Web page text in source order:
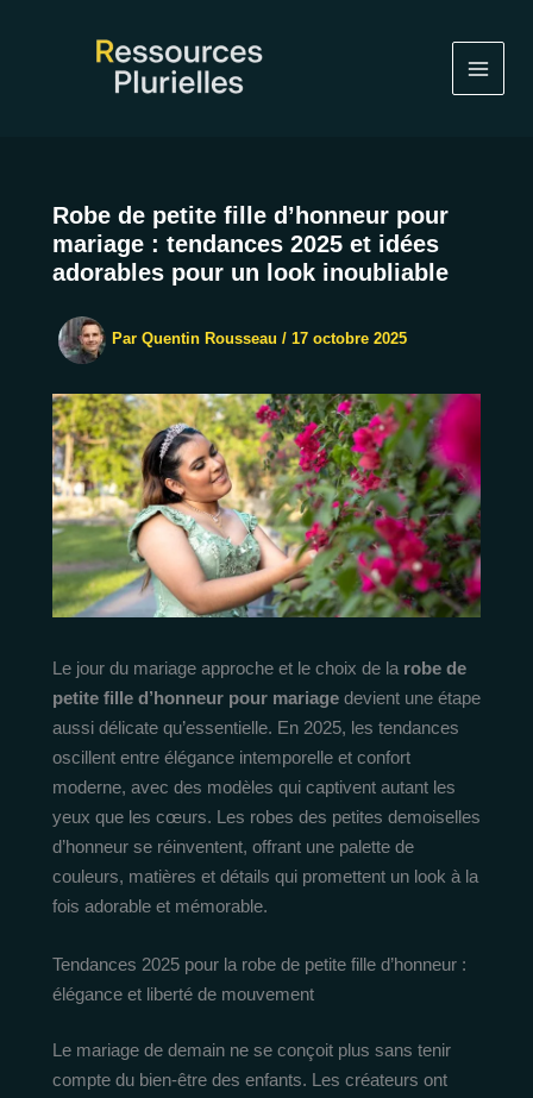
Robe de petite fille d’honneur pour
mariage : tendances 2025 et idées
adorables pour un look inoubliable
Par Quentin Rousseau / 17 octobre 2025
Le jour du mariage approche et le choix de la robe de
petite fille d’honneur pour mariage devient une étape
aussi délicate qu’essentielle. En 2025, les tendances
oscillent entre élégance intemporelle et confort
moderne, avec des modèles qui captivent autant les
yeux que les cœurs. Les robes des petites demoiselles
d’honneur se réinventent, offrant une palette de
couleurs, matières et détails qui promettent un look à la
fois adorable et mémorable.
Tendances 2025 pour la robe de petite fille d’honneur :
élégance et liberté de mouvement
Le mariage de demain ne se conçoit plus sans tenir
compte du bien-être des enfants. Les créateurs ont